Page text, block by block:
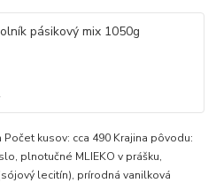
kusov: cca 490 Krajina pôvodu:
plnotučné MLIEKO v prášku,
lecitín), prírodná vanilková